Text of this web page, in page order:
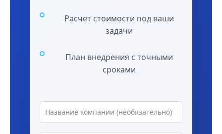
Расчет стоимости под ваши
задачи
План внедрения с точными
сроками